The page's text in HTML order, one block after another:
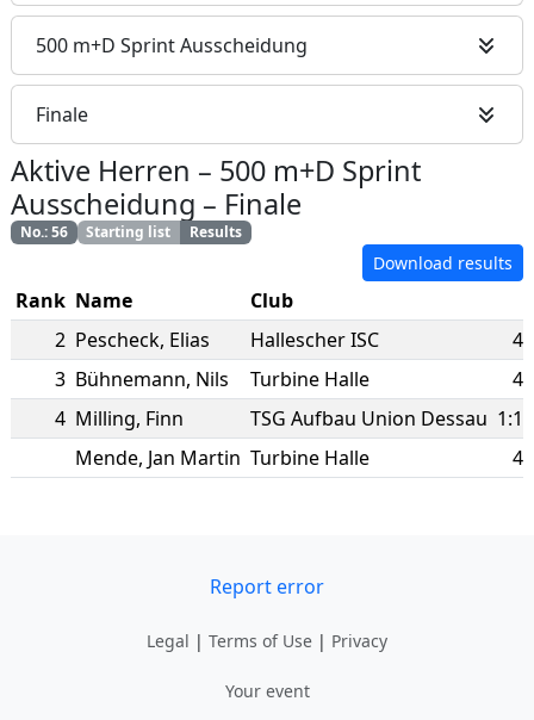
500 m+D Sprint Ausscheidung
Finale
Aktive Herren – 500 m+D Sprint
Ausscheidung – Finale
No.:56 Starting list Results
Download results
Rank Name Club
2 Pescheck, Elias Hallescher ISC
3 Bühnemann, Nils Turbine Halle
4 Milling, Finn TSG Aufbau Union Dessau
Mende, Jan Martin Turbine Halle
Report error
Legal | Terms of Use | Privacy
Your event